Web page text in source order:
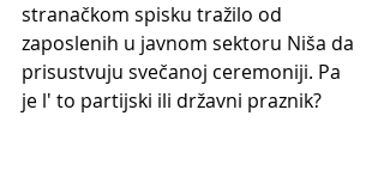
stranačkom spisku tražilo od
zaposlenih u javnom sektoru Niša da
prisustvuju svečanoj ceremoniji. Pa
je l' to partijski ili državni praznik?